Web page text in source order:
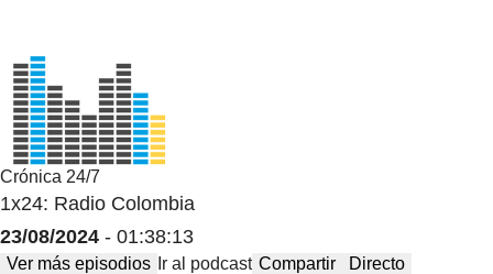
Crónica 24/7
1x24: Radio Colombia
23/08/2024 - 01:38:13
Ver más episodios Ir al podcast Compartir Directo